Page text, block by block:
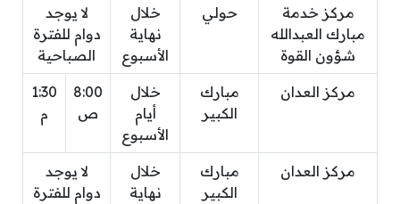
مركز خدمة
مبارك العبدالله
شؤون القوة
حولي
خلال
نهاية
الأسبوع
لا يوجد
دوام للفترة
الصباحية
مركز العدان
مبارك
الكبير
خلال
أيام
الأسبوع
8:00
ص
1:30
م
مركز العدان
مبارك
الكبير
خلال
نهاية
لا يوجد
دوام للفترة